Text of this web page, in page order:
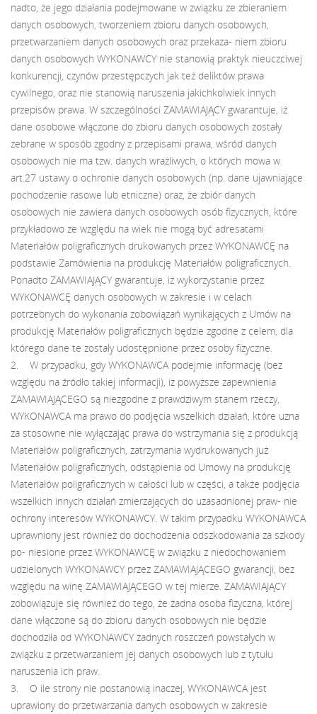
nadto, że jego działania podejmowane w związku ze zbieraniem
danych osobowych, tworzeniem zbioru danych osobowych,
przetwarzaniem danych osobowych oraz przekaza- niem zbioru
danych osobowych WYKONAWCY nie stanowią praktyk nieuczciwej
konkurencji, czynów przestępczych jak też deliktów prawa
cywilnego, oraz nie stanowią naruszenia jakichkolwiek innych
przepisów prawa. W szczególności ZAMAWIAJĄCY gwarantuje, iż
dane osobowe włączone do zbioru danych osobowych zostały
zebrane w sposób zgodny z przepisami prawa, wśród danych
osobowych nie ma tzw. danych wrażliwych, o których mowa w
art.27 ustawy o ochronie danych osobowych (np. dane ujawniające
pochodzenie rasowe lub etniczne) oraz, że zbiór danych
osobowych nie zawiera danych osobowych osób fizycznych, które
przykładowo ze względu na wiek nie mogą być adresatami
Materiałów poligraficznych drukowanych przez WYKONAWCĘ na
podstawie Zamówienia na produkcję Materiałów poligraficznych.
Ponadto ZAMAWIAJĄCY gwarantuje, iż wykorzystanie przez
WYKONAWCĘ danych osobowych w zakresie i w celach
potrzebnych do wykonania zobowiązań wynikających z Umów na
produkcję Materiałów poligraficznych będzie zgodne z celem, dla
którego dane te zostały udostępnione przez osoby fizyczne.
2. W przypadku, gdy WYKONAWCA podejmie informację (bez
względu na źródło takiej informacji), iż powyższe zapewnienia
ZAMAWIAJĄCEGO są niezgodne z prawdziwym stanem rzeczy,
WYKONAWCA ma prawo do podjęcia wszelkich działań, które uzna
za stosowne nie wyłączając prawa do wstrzymania się z produkcją
Materiałów poligraficznych, zatrzymania wydrukowanych już
Materiałów poligraficznych, odstąpienia od Umowy na produkcję
Materiałów poligraficznych w całości lub w części, a także podjęcia
wszelkich innych działań zmierzających do uzasadnionej praw- nie
ochrony interesów WYKONAWCY. W takim przypadku WYKONAWCA
uprawniony jest również do dochodzenia odszkodowania za szkody
po- niesione przez WYKONAWCĘ w związku z niedochowaniem
udzielonych WYKONAWCY przez ZAMAWIAJĄCEGO gwarancji, bez
względu na winę ZAMAWIAJĄCEGO w tej mierze. ZAMAWIAJĄCY
zobowiązuje się również do tego, że żadna osoba fizyczna, której
dane włączone są do zbioru danych osobowych nie będzie
dochodziła od WYKONAWCY żadnych roszczeń powstałych w
związku z przetwarzaniem jej danych osobowych lub z tytułu
naruszenia ich praw.
3. O ile strony nie postanowią inaczej, WYKONAWCA jest
uprawiony do przetwarzania danych osobowych w zakresie